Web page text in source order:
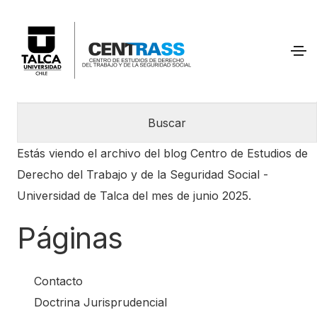
a
r
:
Estás viendo el archivo del blog Centro de Estudios de
Derecho del Trabajo y de la Seguridad Social -
Universidad de Talca del mes de junio 2025.
Páginas
Contacto
Doctrina Jurisprudencial